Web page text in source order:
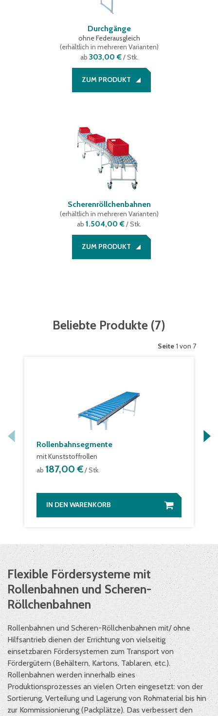
Durchgänge
ohne Federausgleich
(erhältlich in mehreren Varianten)
ab 303,00 €/ Stk.
ZUM PRODUKT
Scherenröllchenbahnen
(erhältlich in mehreren Varianten)
ab 1.504,00 €/ Stk.
ZUM PRODUKT
Beliebte Produkte (7)
Seite 1 von 7
Rollenbahnsegmente
mit Kunststoffrollen
ab 187,00 €/ Stk.
IN DEN WARENKORB
Flexible Fördersysteme mit
Rollenbahnen und Scheren-
Röllchenbahnen
Rollenbahnen und Scheren-Röllchenbahnen mit/ ohne
Hilfsantrieb dienen der Errichtung von vielseitig
einsetzbaren Fördersystemen zum Transport von
Fördergütern (Behältern, Kartons, Tablaren, etc.).
Rollenbahnen werden innerhalb eines
Produktionsprozesses an vielen Orten eingesetzt: von der
Sortierung, Verteilung und Lagerung von Rohmaterial bis hin
zur Kommissionierung (Packplätze). Das verbessert den